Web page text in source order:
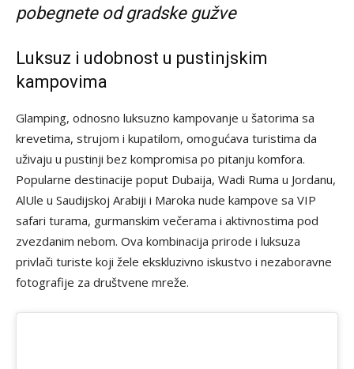
pobegnete od gradske gužve
Luksuz i udobnost u pustinjskim
kampovima
Glamping, odnosno luksuzno kampovanje u šatorima sa
krevetima, strujom i kupatilom, omogućava turistima da
uživaju u pustinji bez kompromisa po pitanju komfora.
Popularne destinacije poput Dubaija, Wadi Ruma u Jordanu,
AlUle u Saudijskoj Arabiji i Maroka nude kampove sa VIP
safari turama, gurmanskim večerama i aktivnostima pod
zvezdanim nebom. Ova kombinacija prirode i luksuza
privlači turiste koji žele ekskluzivno iskustvo i nezaboravne
fotografije za društvene mreže.